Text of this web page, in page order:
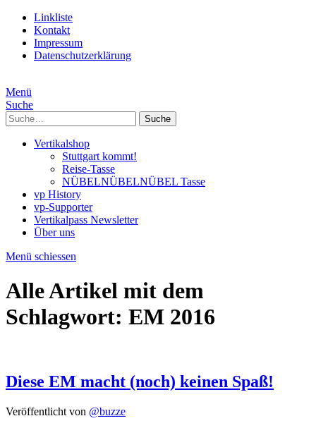
Linkliste
Kontakt
Impressum
Datenschutzerklärung
Menü
Suche
Suche
Vertikalshop
Stuttgart kommt!
Reise-Tasse
NÜBELNÜBELNÜBEL Tasse
vp History
vp-Supporter
Vertikalpass Newsletter
Über uns
Menü schiessen
Alle Artikel mit dem
Schlagwort: EM 2016
Diese EM macht (noch) keinen Spaß!
Veröffentlicht von @buzze